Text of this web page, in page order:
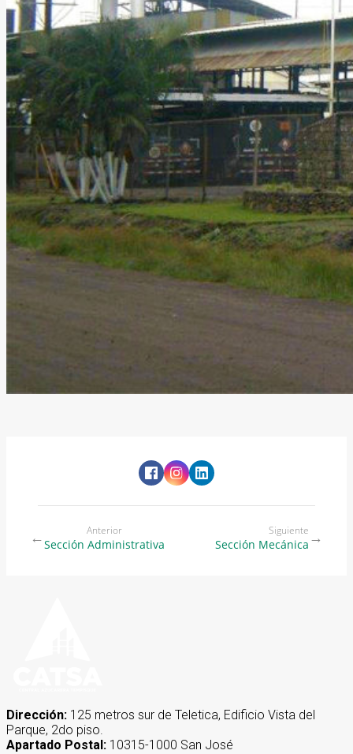
← Anterior
Sección Administrativa →
Siguiente
Sección Mecánica
Dirección: 125 metros sur de Teletica, Edificio Vista del
Parque, 2do piso.
Apartado Postal: 10315-1000 San José